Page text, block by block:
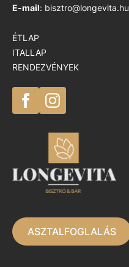
E-mail: bisztro@longevita.hu
ÉTLAP
ITALLAP
RENDEZVÉNYEK
ASZTALFOGLALÁS